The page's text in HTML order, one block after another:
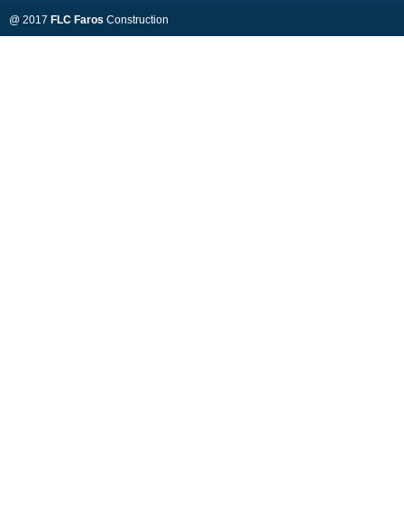
@ 2017 FLC Faros Construction